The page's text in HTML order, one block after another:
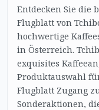
Entdecken Sie die
Flugblatt von
hochwertige
in Österreich.
exquisites
Produktauswahl
Flugblatt Zugang
Sonderaktionen,